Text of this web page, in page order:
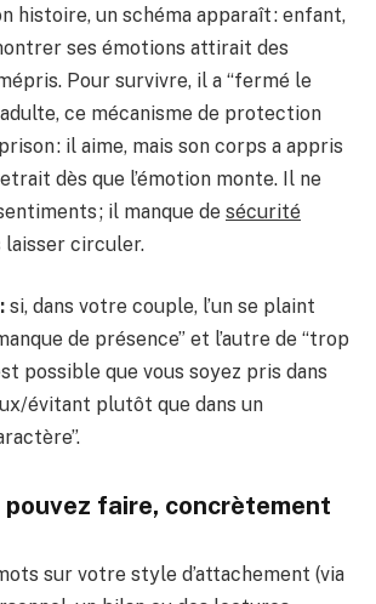
histoire, un schéma apparaît : enfant,
ses émotions attirait des
Pour survivre, il a “fermé le
adulte, ce mécanisme de protection
: il aime, mais son corps a appris
dès que l’émotion monte. Il ne
; il manque de sécurité
laisser circuler.
si, dans votre couple, l’un se plaint
de présence” et l’autre de “trop
possible que vous soyez pris dans
évitant plutôt que dans un
pouvez faire, concrètement
sur votre style d’attachement (via